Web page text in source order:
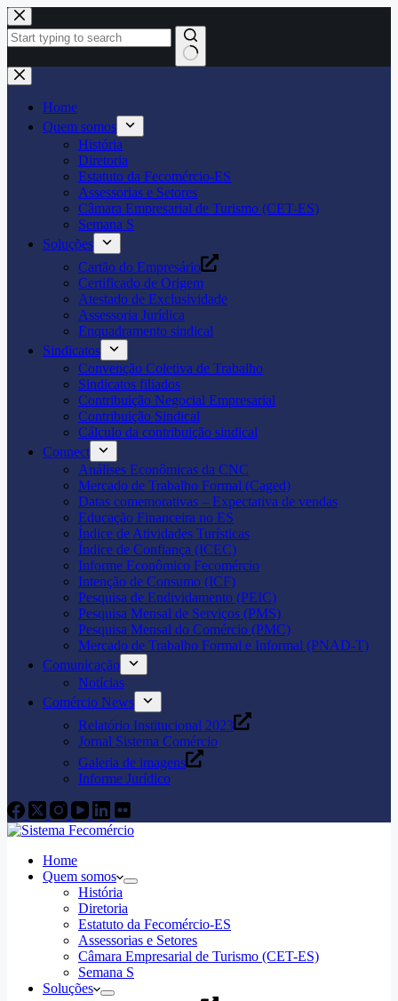
Pular
para
o
Home
Quem somos
História
Diretoria
Estatuto da Fecomércio-ES
Assessorias e Setores
Câmara Empresarial de Turismo (CET-ES)
Semana S
Soluções
Cartão do Empresário
Certificado de Origem
Atestado de Exclusividade
Assessoria Jurídica
Enquadramento sindical
Sindicatos
Convenção Coletiva de Trabalho
Sindicatos filiados
Contribuição Negocial Empresarial
Contribuição Sindical
Cálculo da contribuição sindical
Connect
Análises Econômicas da CNC
Mercado de Trabalho Formal (Caged)
Datas comemorativas – Expectativa de vendas
Educação Financeira no ES
Índice de Atividades Turísticas
Índice de Confiança (ICEC)
Informe Econômico Fecomércio
Intenção de Consumo (ICF)
Pesquisa de Endividamento (PEIC)
Pesquisa Mensal de Serviços (PMS)
Pesquisa Mensal do Comércio (PMC)
Mercado de Trabalho Formal e Informal (PNAD-T)
Comunicação
Notícias
Comércio News
Relatório Institucional 2023
Jornal Sistema Comércio
Galeria de imagens
Informe Jurídico
Home
Quem somos
História
Diretoria
Estatuto da Fecomércio-ES
Assessorias e Setores
Câmara Empresarial de Turismo (CET-ES)
Semana S
Soluções